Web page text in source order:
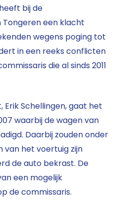
bij de
een klacht
wegens poging tot
in een reeks conflicten
die al sinds 2011
Erik Schellingen, gaat het
waarbij de wagen van
Daarbij zouden onder
van het voertuig zijn
de auto bekrast. De
een mogelijk
de commissaris.